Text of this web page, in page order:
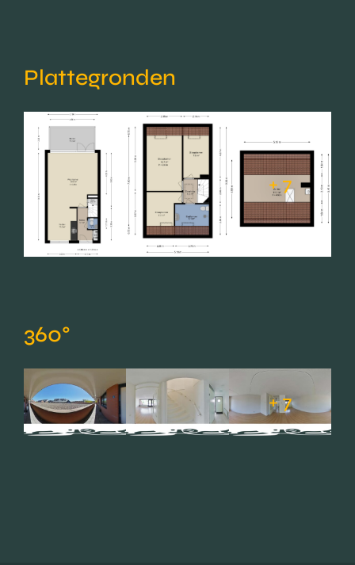
Plattegronden
+ 7
360°
+ 7